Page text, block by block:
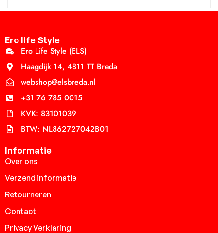
Ero life Style
Ero Life Style (ELS)
Haagdijk 14, 4811 TT Breda
webshop@elsbreda.nl
+31 76 785 0015
KVK: 83101039
BTW: NL862727042B01
Informatie
Over ons
Verzend informatie
Retourneren
Contact
Privacy Verklaring